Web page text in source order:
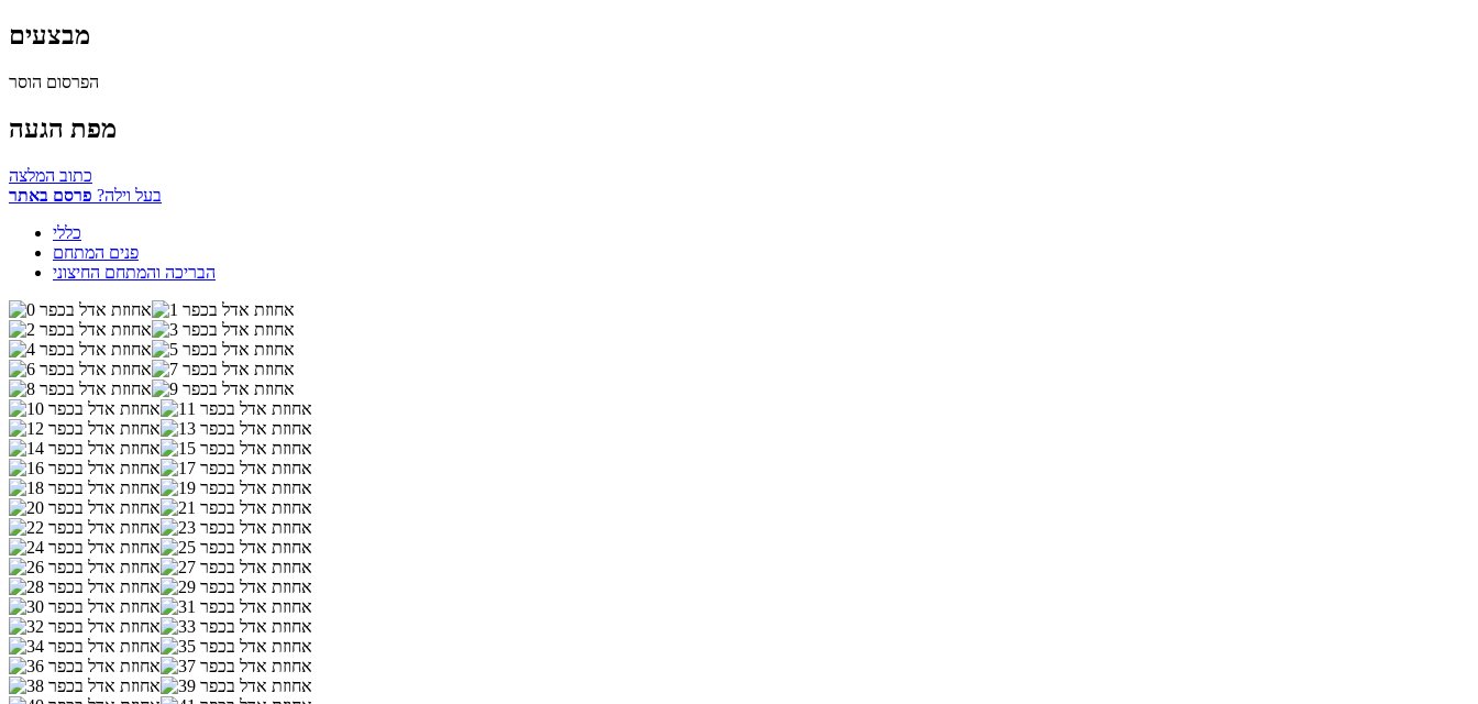
מבצעים
הפרסום הוסר
מפת הגעה
כתוב המלצה
בעל וילה? פרסם באתר
כללי
פנים המתחם
הבריכה והמתחם החיצוני